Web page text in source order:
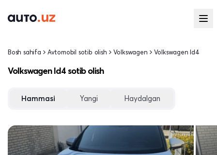
Bosh sahifa Avtomobil sotib olish Volkswagen Volkswagen Id4
Volkswagen Id4 sotib olish
Hammasi Yangi Haydalgan